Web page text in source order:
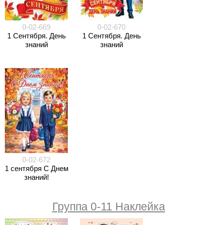
0-02-669
1 Сентября. День
знаний
0-02-670
1 Сентября. День
знаний
0-02-672
1 сентября С Днем
знаний!
Группа 0-11 Наклейка